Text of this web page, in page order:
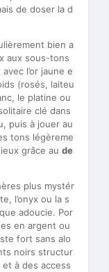
de doser la d
bien a
aux sous-tons
l’or jaune e
(rosés, laiteu
le platine ou
clé dans
puis à jouer au
tons légèreme
grâce au de
plus mystér
l’onyx ou la s
adoucie. Por
en argent ou
fort sans alo
noirs structur
à des access